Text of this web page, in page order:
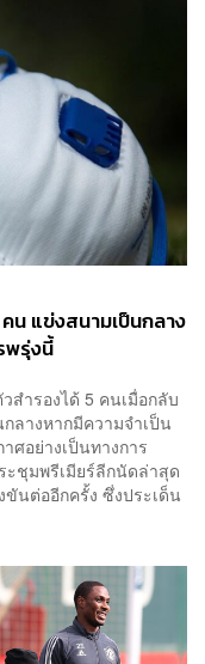
น แข่งสนามเป็นกลาง
พรุ่งนี้
สำรองได้ 5 คนเมื่อกลับ
ลางหากมีความจำเป็น
ศอย่างเป็นทางการ
ชุมพรีเมียร์ลีกนัดล่าสุด
ขันต่ออีกครั้ง ซึ่งประเด็น